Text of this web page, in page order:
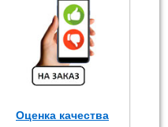
Оценка качества